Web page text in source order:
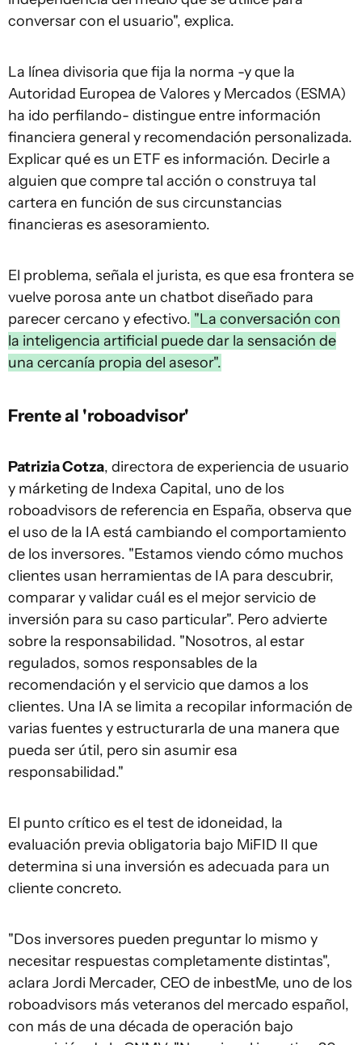
conversar con el usuario", explica.
La línea divisoria que fija la norma -y que la
Autoridad Europea de Valores y Mercados (ESMA)
ha ido perfilando- distingue entre información
financiera general y recomendación personalizada.
Explicar qué es un ETF es información. Decirle a
alguien que compre tal acción o construya tal
cartera en función de sus circunstancias
financieras es asesoramiento.
El problema, señala el jurista, es que esa frontera se
vuelve porosa ante un chatbot diseñado para
parecer cercano y efectivo. "La conversación con
la inteligencia artificial puede dar la sensación de
una cercanía propia del asesor".
Frente al 'roboadvisor'
Patrizia Cotza, directora de experiencia de usuario
y márketing de Indexa Capital, uno de los
roboadvisors de referencia en España, observa que
el uso de la IA está cambiando el comportamiento
de los inversores. "Estamos viendo cómo muchos
clientes usan herramientas de IA para descubrir,
comparar y validar cuál es el mejor servicio de
inversión para su caso particular". Pero advierte
sobre la responsabilidad. "Nosotros, al estar
regulados, somos responsables de la
recomendación y el servicio que damos a los
clientes. Una IA se limita a recopilar información de
varias fuentes y estructurarla de una manera que
pueda ser útil, pero sin asumir esa
responsabilidad."
El punto crítico es el test de idoneidad, la
evaluación previa obligatoria bajo MiFID II que
determina si una inversión es adecuada para un
cliente concreto.
"Dos inversores pueden preguntar lo mismo y
necesitar respuestas completamente distintas",
aclara Jordi Mercader, CEO de inbestMe, uno de los
roboadvisors más veteranos del mercado español,
con más de una década de operación bajo